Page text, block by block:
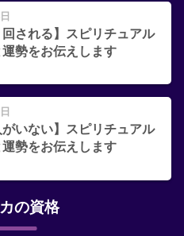
回される】スピリチュアル
勢をお伝えします
がいない】スピリチュアル
勢をお伝えします
の資格